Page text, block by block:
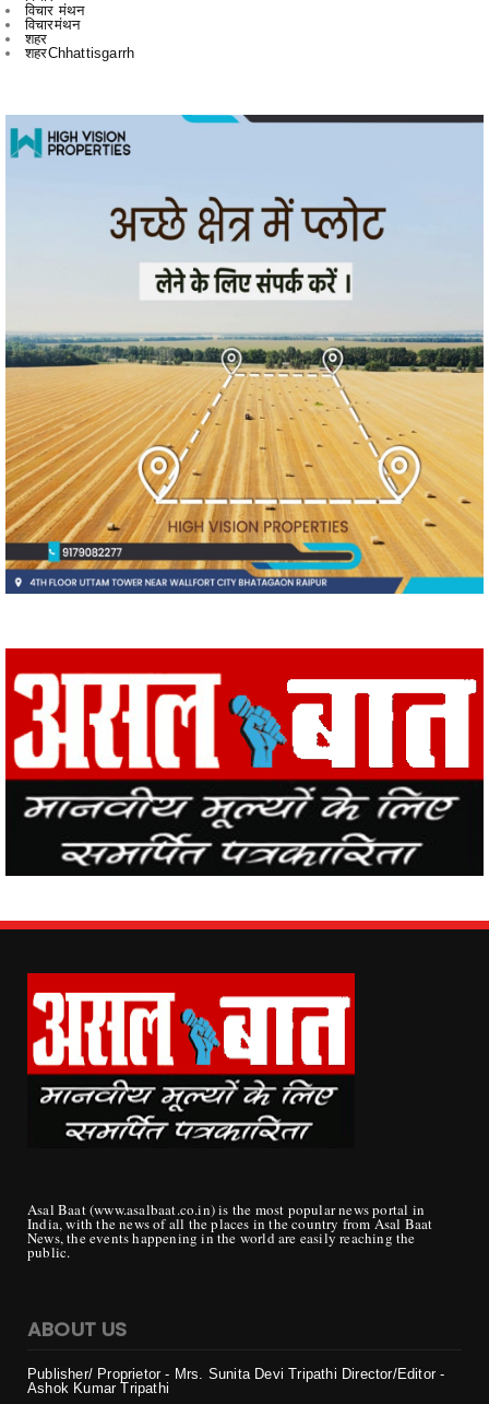
Asal Baat (www.asalbaat.co.in) is the most popular news portal in
ABOUT US
Ashok Kumar Tripathi
Email - : ask_rjn38@yahoo.co.in, asalbat33@gmail.com